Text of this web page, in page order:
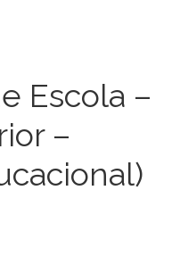
Escola –
–